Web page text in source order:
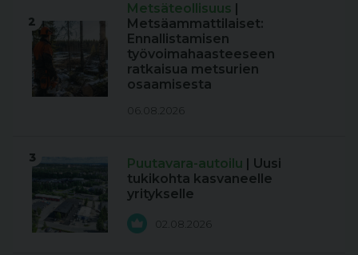
2
Metsäteollisuus |
Metsäammattilaiset:
Ennallistamisen
työvoimahaasteeseen
ratkaisua metsurien
osaamisesta
06.08.2026
3 Puutavara-autoilu | Uusi
tukikohta kasvaneelle
yritykselle
02.08.2026